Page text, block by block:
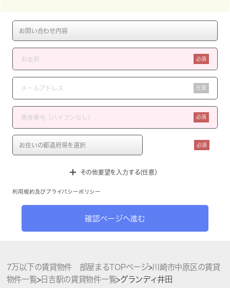
必須
任意
必須
必須
その他要望を入力する(任意）
利用規約 及び プライバシーポリシー
確認ページへ進む
7万以下の賃貸物件 部屋まるTOPページ>川崎市中原区の賃貸
物件一覧>日吉駅の賃貸物件一覧>グランディ井田